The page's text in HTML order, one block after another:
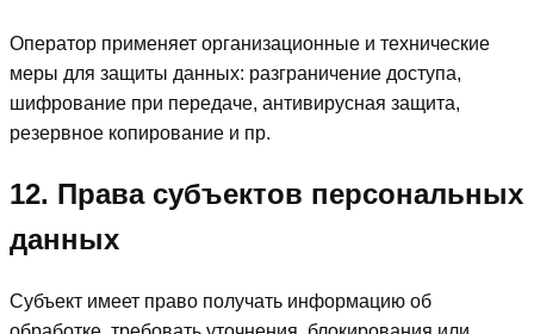
Оператор применяет организационные и технические
меры для защиты данных: разграничение доступа,
шифрование при передаче, антивирусная защита,
резервное копирование и пр.
12. Права субъектов персональных
данных
Субъект имеет право получать информацию об